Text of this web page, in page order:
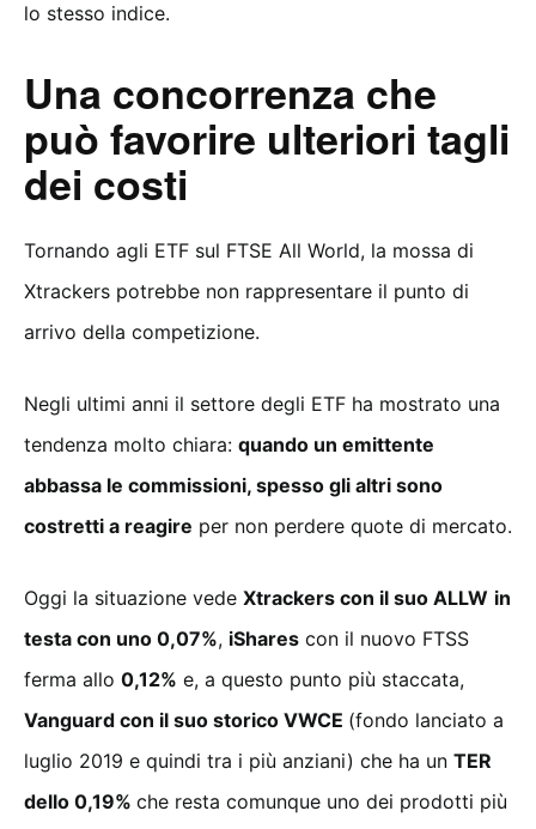
lo stesso indice.
Una concorrenza che
può favorire ulteriori tagli
dei costi
Tornando agli ETF sul FTSE All World, la mossa di
Xtrackers potrebbe non rappresentare il punto di
arrivo della competizione.
Negli ultimi anni il settore degli ETF ha mostrato una
tendenza molto chiara: quando un emittente
abbassa le commissioni, spesso gli altri sono
costretti a reagire per non perdere quote di mercato.
Oggi la situazione vede Xtrackers con il suo ALLW in
testa con uno 0,07%, iShares con il nuovo FTSS
ferma allo 0,12% e, a questo punto più staccata,
Vanguard con il suo storico VWCE (fondo lanciato a
luglio 2019 e quindi tra i più anziani) che ha un TER
dello 0,19% che resta comunque uno dei prodotti più